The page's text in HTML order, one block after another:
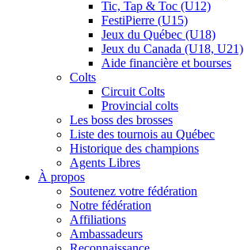
Tic, Tap & Toc (U12)
FestiPierre (U15)
Jeux du Québec (U18)
Jeux du Canada (U18, U21)
Aide financière et bourses
Colts
Circuit Colts
Provincial colts
Les boss des brosses
Liste des tournois au Québec
Historique des champions
Agents Libres
À propos
Soutenez votre fédération
Notre fédération
Affiliations
Ambassadeurs